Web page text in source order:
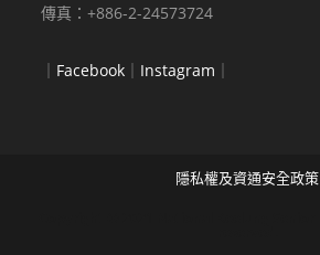
傳真：+886-2-24573724
｜ Facebook ｜ Instagram ｜
隱私權及資通安全政策